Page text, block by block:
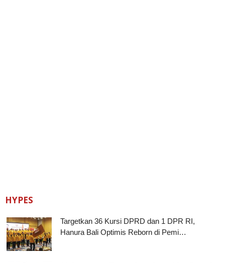
HYPES
Targetkan 36 Kursi DPRD dan 1 DPR RI,
Hanura Bali Optimis Reborn di Pemi…